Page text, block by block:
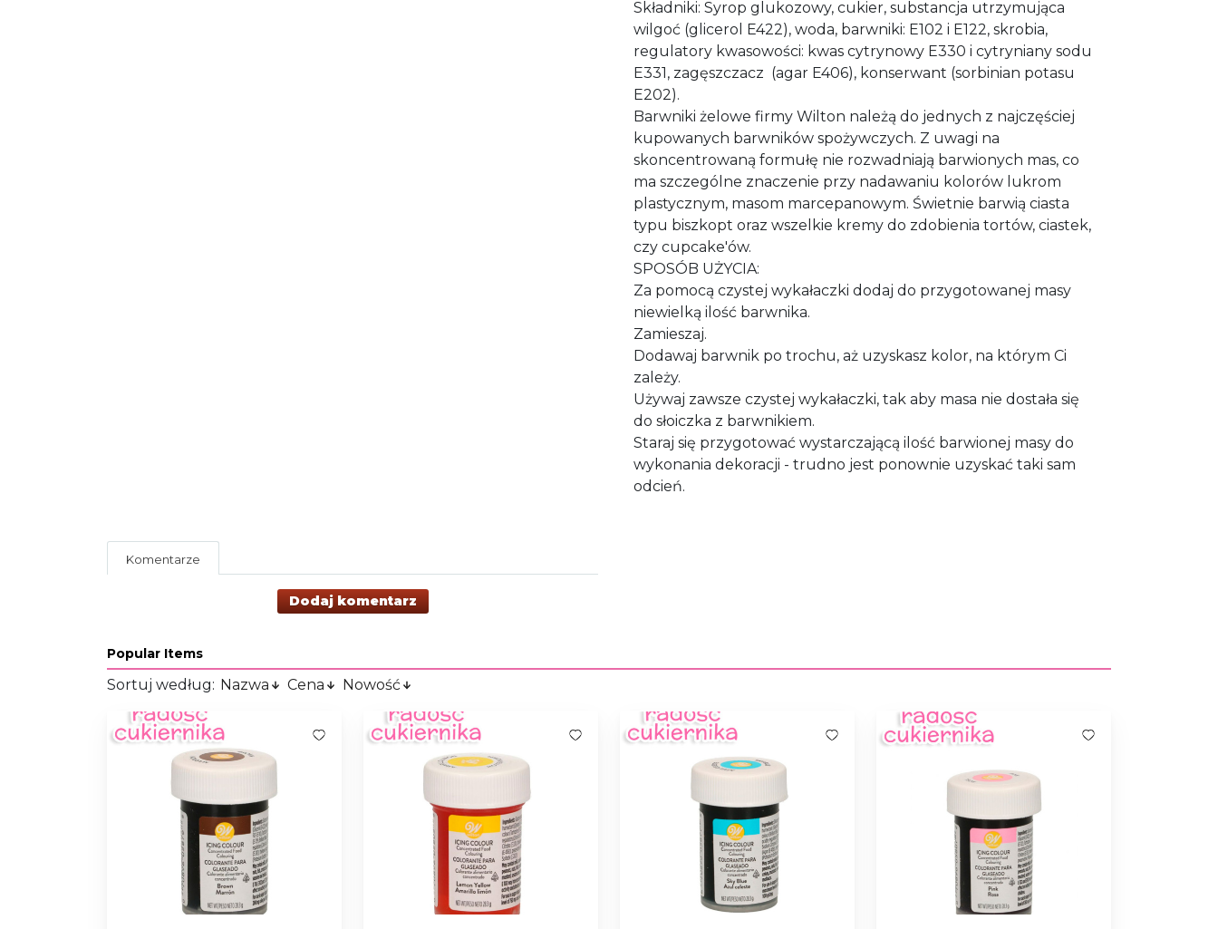
Składniki: Syrop glukozowy, cukier, substancja utrzymująca
wilgoć (glicerol E422), woda, barwniki: E102 i E122, skrobia,
regulatory kwasowości: kwas cytrynowy E330 i cytryniany sodu
E331, zagęszczacz (agar E406), konserwant (sorbinian potasu
E202).
Barwniki żelowe firmy Wilton należą do jednych z najczęściej
kupowanych barwników spożywczych. Z uwagi na
skoncentrowaną formułę nie rozwadniają barwionych mas, co
ma szczególne znaczenie przy nadawaniu kolorów lukrom
plastycznym, masom marcepanowym. Świetnie barwią ciasta
typu biszkopt oraz wszelkie kremy do zdobienia tortów, ciastek,
czy cupcake'ów.
SPOSÓB UŻYCIA:
Za pomocą czystej wykałaczki dodaj do przygotowanej masy
niewielką ilość barwnika.
Zamieszaj.
Dodawaj barwnik po trochu, aż uzyskasz kolor, na którym Ci
zależy.
Używaj zawsze czystej wykałaczki, tak aby masa nie dostała się
do słoiczka z barwnikiem.
Staraj się przygotować wystarczającą ilość barwionej masy do
wykonania dekoracji - trudno jest ponownie uzyskać taki sam
odcień.
Komentarze
Dodaj komentarz
Popular Items
Sortuj według: Nazwa Cena Nowość